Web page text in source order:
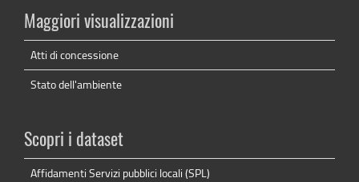
Maggiori visualizzazioni
Atti di concessione
Stato dell'ambiente
Scopri i dataset
Affidamenti Servizi pubblici locali (SPL)